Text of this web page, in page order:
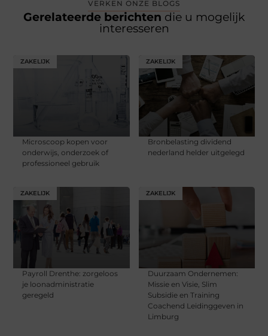
VERKEN ONZE BLOGS
Gerelateerde berichten die u mogelijk
interesseren
ZAKELIJK
Microscoop kopen voor
onderwijs, onderzoek of
professioneel gebruik
ZAKELIJK
Bronbelasting dividend
nederland helder uitgelegd
ZAKELIJK
Payroll Drenthe: zorgeloos
je loonadministratie
geregeld
ZAKELIJK
Duurzaam Ondernemen:
Missie en Visie, Slim
Subsidie en Training
Coachend Leidinggeven in
Limburg